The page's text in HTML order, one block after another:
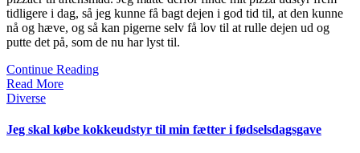
tidligere i dag, så jeg kunne få bagt dejen i god tid til, at den kunne
nå og hæve, og så kan pigerne selv få lov til at rulle dejen ud og
putte det på, som de nu har lyst til.
Continue Reading
Read More
Posted
Diverse
Jeg skal købe kokkeudstyr til min fætter i fødselsdagsgave